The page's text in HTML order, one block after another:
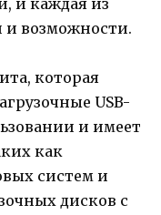
и возможности.
которая
USB-
и имеет
как
систем и
дисков с